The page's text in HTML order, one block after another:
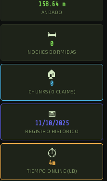
158.64 m
ANDADO
🛏
0
NOCHES DORMIDAS
🏠
0
CHUNKS (0 CLAIMS)
📅
11/10/2025
REGISTRO HISTÓRICO
⏱
4m
TIEMPO ONLINE (LB)